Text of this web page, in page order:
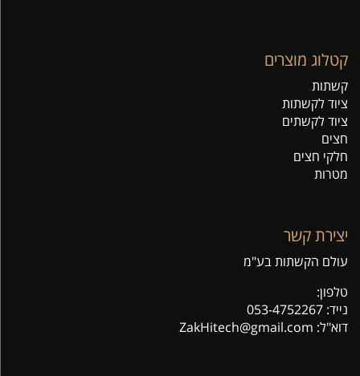
קטלוג מוצרים
קשתות
ציוד לקשתות
ציוד לקשתים
חצים
חלקי חצים
מטרות
יצירת קשר
עולם הקשתות בע"מ
טלפון:
נייד: 053-4752267
דוא"ל: Z akHitech@gmail.com